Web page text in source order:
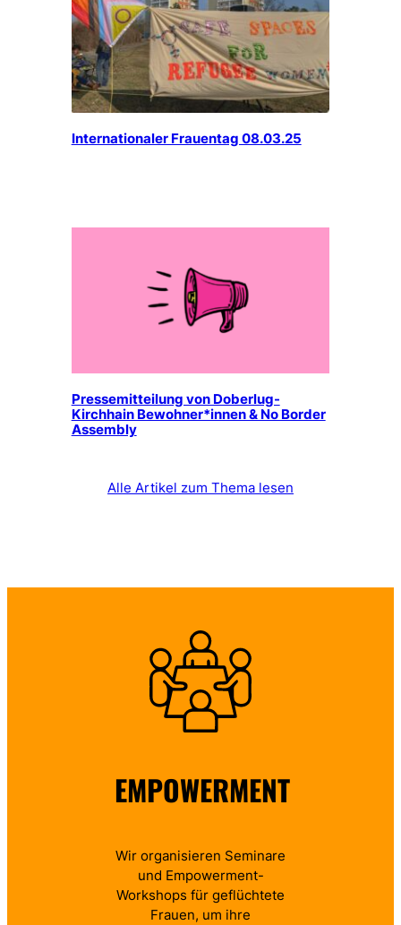
Internationaler Frauentag 08.03.25
Pressemitteilung von Doberlug-
Kirchhain Bewohner*innen & No Border
Assembly
Alle Artikel zum Thema lesen
EMPOWERMENT
Wir organisieren Seminare
und Empowerment-
Workshops für geflüchtete
Frauen, um ihre